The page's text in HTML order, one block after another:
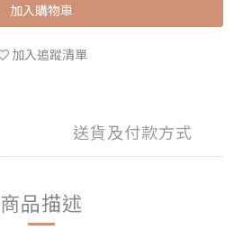
加入購物車
加入追蹤清單
送貨及付款方式
商品描述